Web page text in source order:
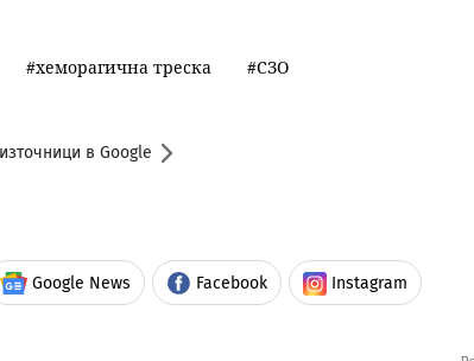
хеморагична треска СЗО
в Google
Google News Facebook Instagram